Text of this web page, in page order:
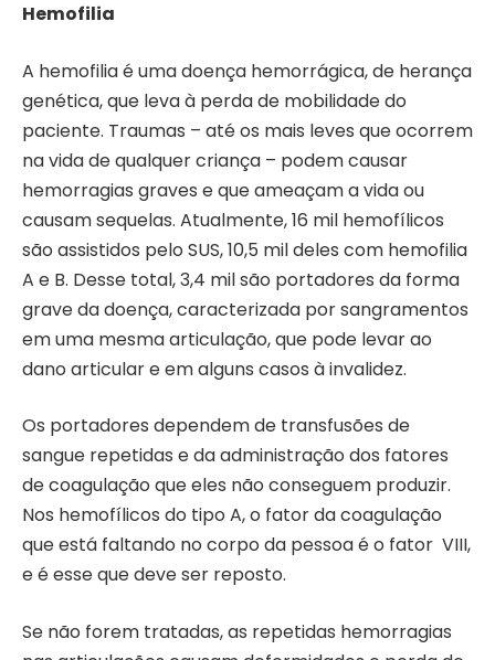
Hemofilia
A hemofilia é uma doença hemorrágica, de herança
genética, que leva à perda de mobilidade do
paciente. Traumas – até os mais leves que ocorrem
na vida de qualquer criança – podem causar
hemorragias graves e que ameaçam a vida ou
causam sequelas. Atualmente, 16 mil hemofílicos
são assistidos pelo SUS, 10,5 mil deles com hemofilia
A e B. Desse total, 3,4 mil são portadores da forma
grave da doença, caracterizada por sangramentos
em uma mesma articulação, que pode levar ao
dano articular e em alguns casos à invalidez.
Os portadores dependem de transfusões de
sangue repetidas e da administração dos fatores
de coagulação que eles não conseguem produzir.
Nos hemofílicos do tipo A, o fator da coagulação
que está faltando no corpo da pessoa é o fator VIII,
e é esse que deve ser reposto.
Se não forem tratadas, as repetidas hemorragias